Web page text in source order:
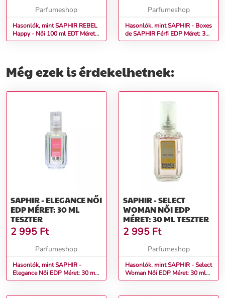
Parfumeshop
Hasonlók, mint SAPHIR REBEL
Happy - Női 100 ml EDT Méret:
100 ml
Parfumeshop
Hasonlók, mint SAPHIR - Boxes
de SAPHIR Férfi EDP Méret: 30
ml teszter
Még ezek is érdekelhetnek:
SAPHIR - ELEGANCE NŐI
EDP MÉRET: 30 ML
TESZTER
2 995 Ft
Parfumeshop
Hasonlók, mint SAPHIR -
Elegance Női EDP Méret: 30 ml
teszter
SAPHIR - SELECT
WOMAN NŐI EDP
MÉRET: 30 ML TESZTER
2 995 Ft
Parfumeshop
Hasonlók, mint SAPHIR - Select
Woman Női EDP Méret: 30 ml
teszter